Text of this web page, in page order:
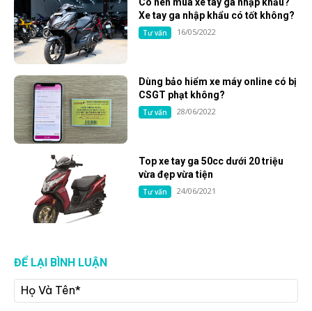
Xe tay ga nhập khẩu có tốt không?
Tư vấn 16/05/2022
Dùng bảo hiểm xe máy online có bị
CSGT phạt không?
Tư vấn 28/06/2022
Top xe tay ga 50cc dưới 20 triệu
vừa đẹp vừa tiện
Tư vấn 24/06/2021
ĐỂ LẠI BÌNH LUẬN
Và